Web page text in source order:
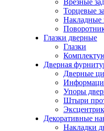
Врезные
Торцевые
Накладные
Глазки дверные
Глазки
Дверная
Дверные
Упоры
Штыри
Декоративные
Накладки